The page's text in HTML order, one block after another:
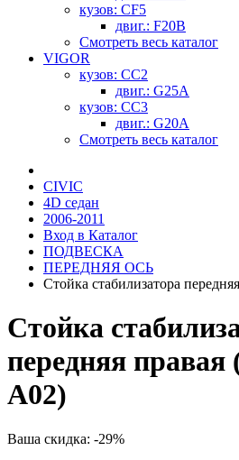
кузов: CF5
двиг.: F20B
Смотреть весь каталог
VIGOR
кузов: CC2
двиг.: G25A
кузов: CC3
двиг.: G20A
Смотреть весь каталог
CIVIC
4D седан
2006-2011
Вход в Каталог
ПОДВЕСКА
ПЕРЕДНЯЯ ОСЬ
Стойка стабилизатора
Стойка
передняя правая
A02)
Ваша скидка: -29%